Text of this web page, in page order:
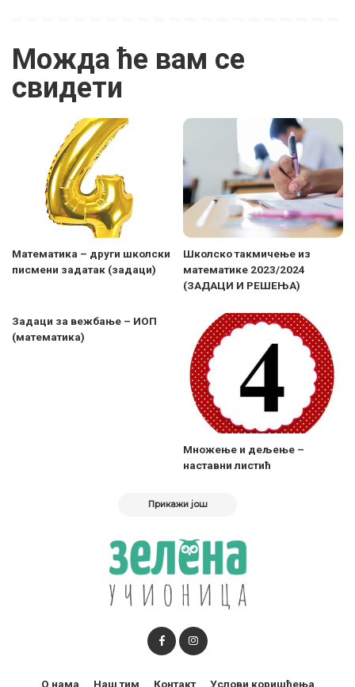
Можда ће вам се
свидети
Математика – други школски
писмени задатак (задаци)
Школско такмичење из
математике 2023/2024
(ЗАДАЦИ И РЕШЕЊА)
Задаци за вежбање – ИОП
(математика)
Множење и дељење –
наставни листић
Прикажи још
О нама Наш тим Контакт Услови коришћења